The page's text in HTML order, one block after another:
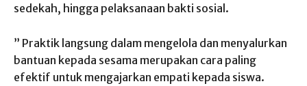
sedekah, hingga pelaksanaan bakti sosial.
” Praktik langsung dalam mengelola dan menyalurkan
bantuan kepada sesama merupakan cara paling
efektif untuk mengajarkan empati kepada siswa.